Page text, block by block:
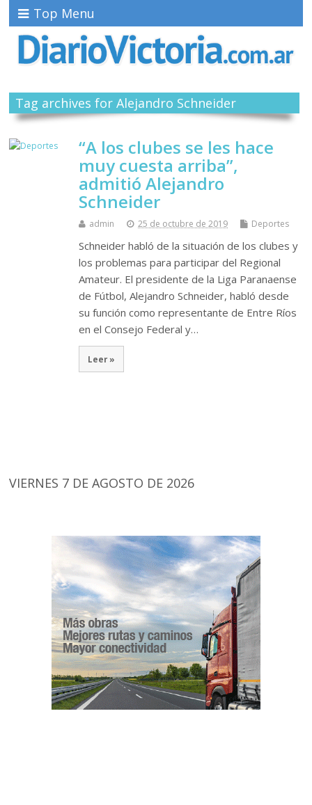
Top Menu
Tag archives for Alejandro Schneider
“A los clubes se les hace
muy cuesta arriba”,
admitió Alejandro
Schneider
admin 25 de octubre de 2019 Deportes
Schneider habló de la situación de los clubes y
los problemas para participar del Regional
Amateur. El presidente de la Liga Paranaense
de Fútbol, Alejandro Schneider, habló desde
su función como representante de Entre Ríos
en el Consejo Federal y…
Leer »
VIERNES 7 DE AGOSTO DE 2026